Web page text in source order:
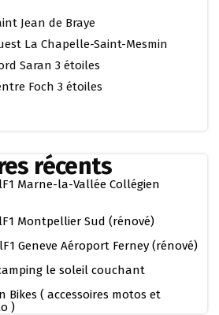
Jean de Braye
La Chapelle-Saint-Mesmin
Saran 3 étoiles
Foch 3 étoiles
récents
Marne-la-Vallée Collégien
Montpellier Sud (rénové)
Geneve Aéroport Ferney (rénové)
le soleil couchant
Bikes ( accessoires motos et
)